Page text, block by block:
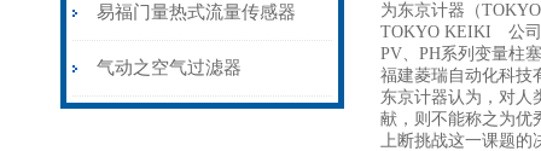
易福门量热式流量传感器
气动之空气过滤器
为东京计器（
TOKYO KEIKI 公司
PV、PH系列变量柱
福建菱瑞自动化科技
东京计器认为，对人
献，则不能称之为优
上断挑战这一课题的